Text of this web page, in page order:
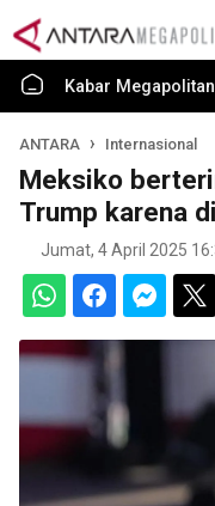
Kabar Megapolitan
ANTARA Internasional
Meksiko
Trump karena
Jumat, 4 April 2025